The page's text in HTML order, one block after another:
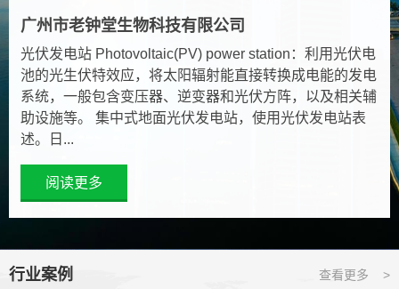
广州市老钟堂生物科技有限公司
光伏发电站 Photovoltaic(PV) power station：利用光伏电
池的光生伏特效应，将太阳辐射能直接转换成电能的发电
系统，一般包含变压器、逆变器和光伏方阵，以及相关辅
助设施等。 集中式地面光伏发电站，使用光伏发电站表
述。日...
阅读更多
行业案例 查看更多 >